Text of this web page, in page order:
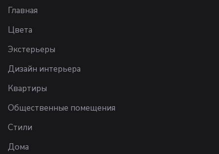
Главная
Цвета
Экстерьеры
Дизайн интерьера
Квартиры
Общественные помещения
Стили
Дома